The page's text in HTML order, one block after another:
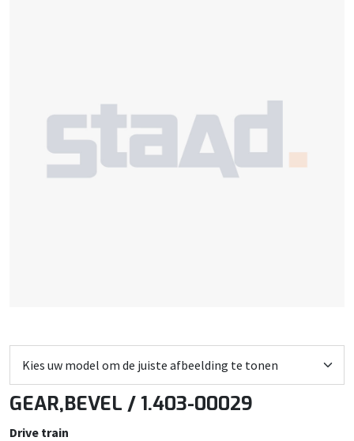
GEAR,BEVEL / 1.403-00029
Drive train